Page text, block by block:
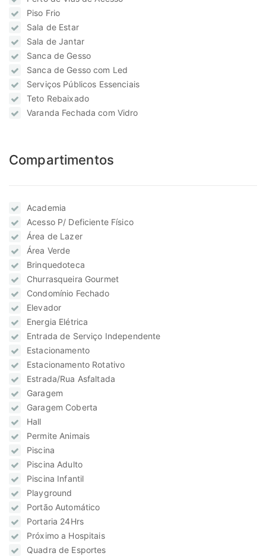
Piso Frio
Sala de Estar
Sala de Jantar
Sanca de Gesso
Sanca de Gesso com Led
Serviços Públicos Essenciais
Teto Rebaixado
Varanda Fechada com Vidro
Compartimentos
Academia
Acesso P/ Deficiente Físico
Área de Lazer
Área Verde
Brinquedoteca
Churrasqueira Gourmet
Condomínio Fechado
Elevador
Energia Elétrica
Entrada de Serviço Independente
Estacionamento
Estacionamento Rotativo
Estrada/Rua Asfaltada
Garagem
Garagem Coberta
Hall
Permite Animais
Piscina
Piscina Adulto
Piscina Infantil
Playground
Portão Automático
Portaria 24Hrs
Próximo a Hospitais
Quadra de Esportes